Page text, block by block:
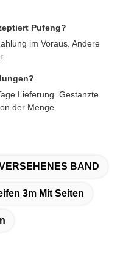
Pufeng?
im Voraus. Andere
Lieferung. Gestanzte
der Menge.
BAND
3m Mit Seiten